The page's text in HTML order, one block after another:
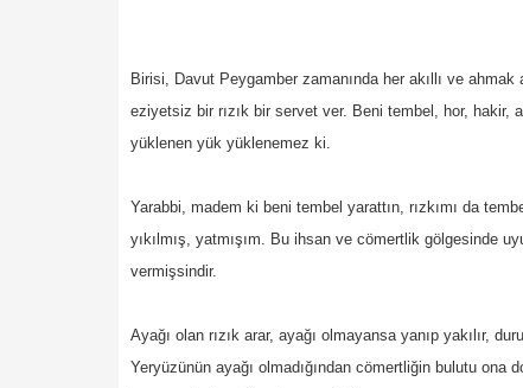
Birisi, Davut Peygamber zamanında her akıllı ve
eziyetsiz bir rızık bir servet ver. Beni tembel, hor, hakir,
yüklenen yük yüklenemez ki.
Yarabbi, madem ki beni tembel yarattın, rızkımı da
yıkılmış, yatmışım. Bu ihsan ve cömertlik gölgesinde
vermişsindir.
Ayağı olan rızık arar, ayağı olmayansa yanıp yakılır,
Yeryüzünün ayağı olmadığından cömertliğin bulutu ona